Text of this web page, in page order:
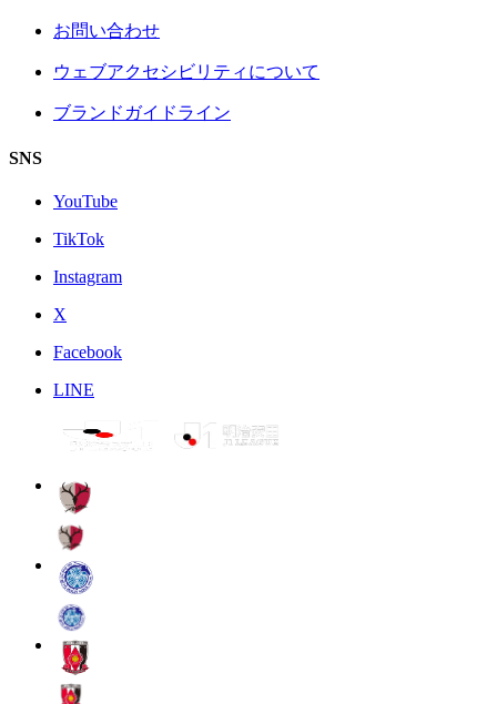
お問い合わせ
ウェブアクセシビリティについて
ブランドガイドライン
SNS
YouTube
TikTok
Instagram
X
Facebook
LINE